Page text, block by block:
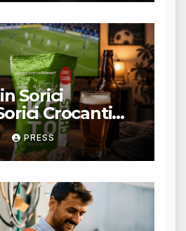
Sorici
Crocanti
PRESS